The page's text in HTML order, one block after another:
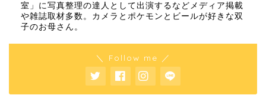
室」に写真整理の達人として出演するなどメディア掲載
や雑誌取材多数。カメラとポケモンとビールが好きな双
子のお母さん。
＼ Follow me ／